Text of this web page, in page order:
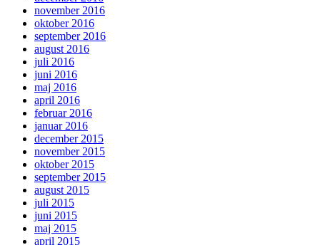
november 2016
oktober 2016
september 2016
august 2016
juli 2016
juni 2016
maj 2016
april 2016
februar 2016
januar 2016
december 2015
november 2015
oktober 2015
september 2015
august 2015
juli 2015
juni 2015
maj 2015
april 2015